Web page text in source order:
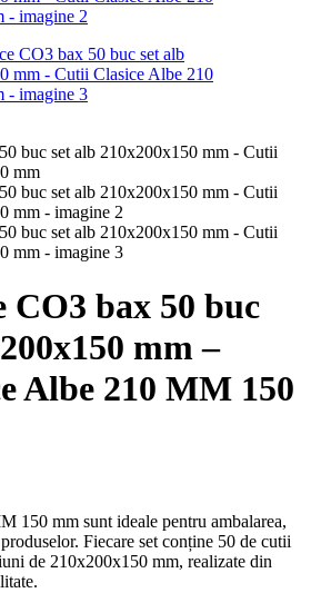
CO3 bax 50 buc
mm –
Albe 210 MM 150
150 mm sunt ideale pentru ambalarea,
Fiecare set conține 50 de cutii
de 210x200x150 mm, realizate din